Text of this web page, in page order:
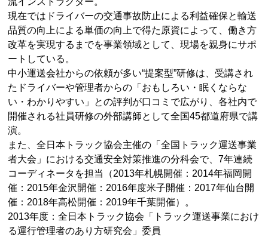
現在ではドライバーの交通事故防止による利益確保と輸送
品質の向上による単価の向上で得た原資によって、働き方
改革を実現するまでを事業領域として、現場を親身にサポ
ートしている。
中小運送会社からの依頼が多い“提案型”研修は、受講され
たドライバーや管理者からの「おもしろい・眠くならな
い・わかりやすい」との評判が口コミで広がり、各社内で
開催される社員研修の外部講師として全国45都道府県で講
演。
また、全日本トラック協会主催の「全国トラック運送事業
者大会」における交通安全対策推進の分科会で、7年連続
コーディネータを担当（2013年札幌開催：2014年福岡開
催：2015年金沢開催：2016年度米子開催：2017年仙台開
催：2018年高松開催：2019年千葉開催）。
2013年度：全日本トラック協会「トラック運送事業におけ
る運行管理者のあり方研究会」委員